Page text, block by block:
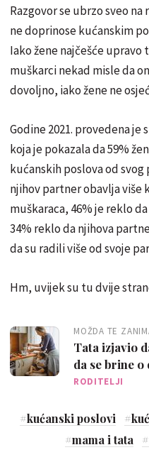
Razgovor se ubrzo sveo
ne doprinose kućanskim
Iako žene najčešće
muškarci nekad misle da
dovoljno, iako žene ne
Godine 2021. provedena je
koja je pokazala da 59%
kućanskih poslova od svog
njihov partner obavlja više
muškaraca, 46% je reklo
34% reklo da njihova
da su radili više od svoje
Hm, uvijek su tu dvije
MOŽDA TE
Tata izjavio
da se brine
misle
RODITELJI
#kućanski poslovi #
#mama i tata #